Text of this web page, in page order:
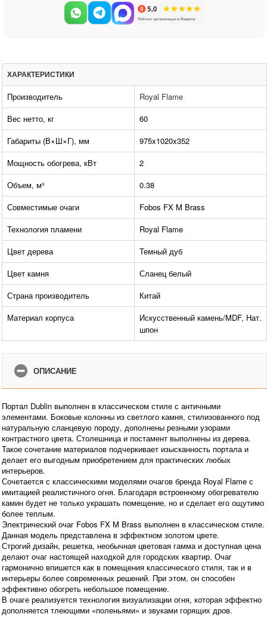
ХАРАКТЕРИСТИКИ
Производитель
Royal Flame
Вес нетто, кг
60
Габариты (В×Ш×Г), мм
975x1020x352
Мощность обогрева, кВт
2
Объем, м³
0.38
Совместимые очаги
Fobos FX M Brass
Технология пламени
Royal Flame
Цвет дерева
Темный дуб
Цвет камня
Сланец белый
Страна производитель
Китай
Материал корпуса
Искусственный камень/MDF, Нат.
шпон
ОПИСАНИЕ
Портал Dublin выполнен в классическом стиле с античными
элементами. Боковые колонны из светлого камня, стилизованного под
натуральную сланцевую породу, дополнены резными узорами
контрастного цвета. Столешница и постамент выполнены из дерева.
Такое сочетание материалов подчеркивает изысканность портала и
делает его выгодным приобретением для практических любых
интерьеров.
Сочетается с классическими моделями очагов бренда Royal Flame с
имитацией реалистичного огня. Благодаря встроенному обогревателю
камин будет не только украшать помещение, но и сделает его ощутимо
более теплым.
Электрический очаг Fobos FX M Brass выполнен в классическом стиле.
Данная модель представлена в эффектном золотом цвете.
Строгий дизайн, решетка, необычная цветовая гамма и доступная цена
делают очаг настоящей находкой для городских квартир. Очаг
гармонично впишется как в помещения классического стиля, так и в
интерьеры более современных решений. При этом, он способен
эффективно обогреть небольшое помещение.
В очаге реализуется технология визуализации огня, которая эффектно
дополняется тлеющими «поленьями» и звуками горящих дров.